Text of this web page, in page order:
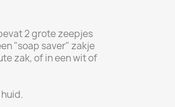
2 grote zeepjes
"soap saver" zakje
zak, of in een wit of